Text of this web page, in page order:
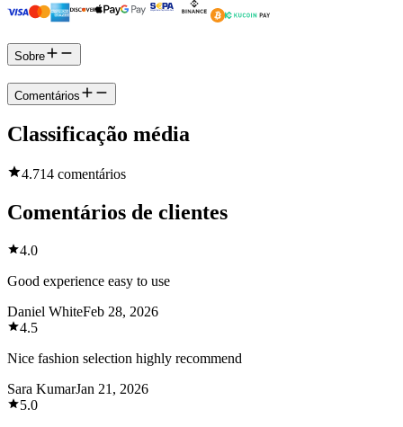
Sobre
Comentários
Classificação média
4.714 comentários
Comentários de clientes
4.0
Good experience easy to use
Daniel WhiteFeb 28, 2026
4.5
Nice fashion selection highly recommend
Sara KumarJan 21, 2026
5.0